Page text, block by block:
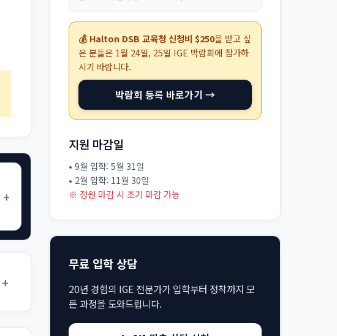
+
+
💰 Halton DSB 교육청 신청비 $250을 받고 싶
은 분들은 1월 24일, 25일 IGE 박람회에 참가하
시기 바랍니다.
박람회 등록 바로가기 →
지원 마감일
• 9월 입학: 5월 31일
• 2월 입학: 11월 30일
※ 정원 마감 시 조기 마감 가능
무료 입학 상담
20년 경험의 IGE 전문가가 입학부터 정착까지 모
든 과정을 도와드립니다.